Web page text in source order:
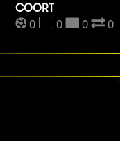
COORT
0
0 0 0